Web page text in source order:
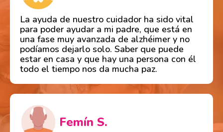
La ayuda de nuestro cuidador ha sido vital
para poder ayudar a mi padre, que está en
una fase muy avanzada de alzhéimer y no
podíamos dejarlo solo. Saber que puede
estar en casa y que hay una persona con él
todo el tiempo nos da mucha paz.
Femín S.